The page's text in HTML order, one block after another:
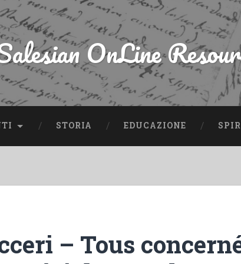
OnLine
STORIA EDUCAZIONE
– Tous